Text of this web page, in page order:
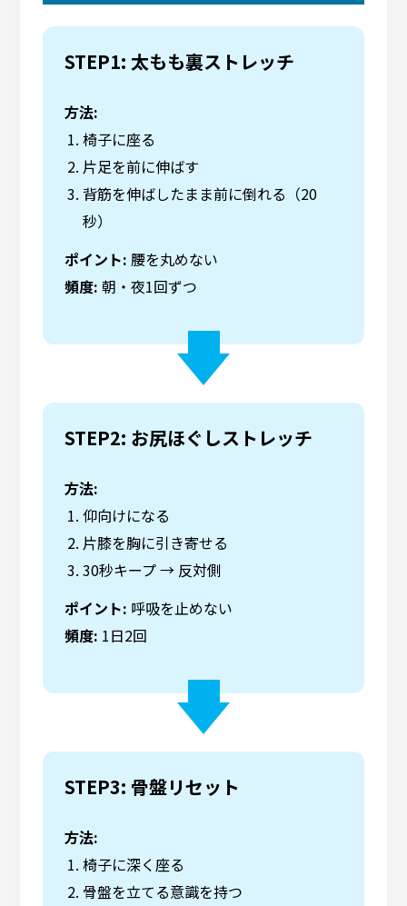
STEP1: 太もも裏ストレッチ
方法:
椅子に座る
片足を前に伸ばす
背筋を伸ばしたまま前に倒れる（20
秒）
ポイント: 腰を丸めない
頻度: 朝・夜1回ずつ
STEP2: お尻ほぐしストレッチ
方法:
仰向けになる
片膝を胸に引き寄せる
30秒キープ → 反対側
ポイント: 呼吸を止めない
頻度: 1日2回
STEP3: 骨盤リセット
方法:
椅子に深く座る
骨盤を立てる意識を持つ